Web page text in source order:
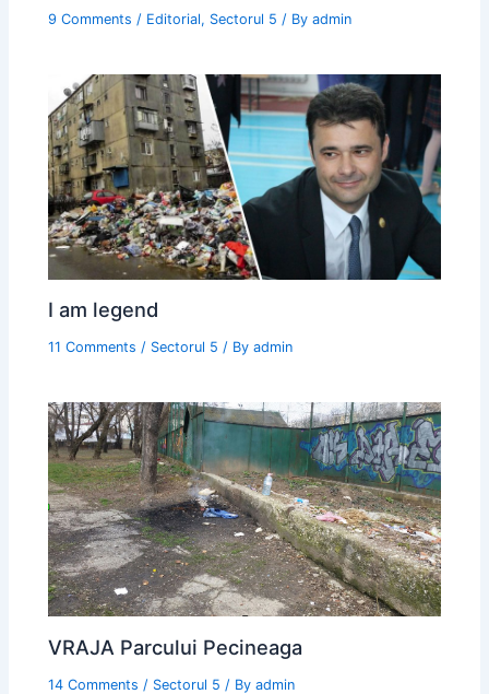
9 Comments / Editorial, Sectorul 5 / Byadmin
I am legend
11 Comments / Sectorul 5 / Byadmin
VRAJA Parcului Pecineaga
14 Comments / Sectorul 5 / Byadmin